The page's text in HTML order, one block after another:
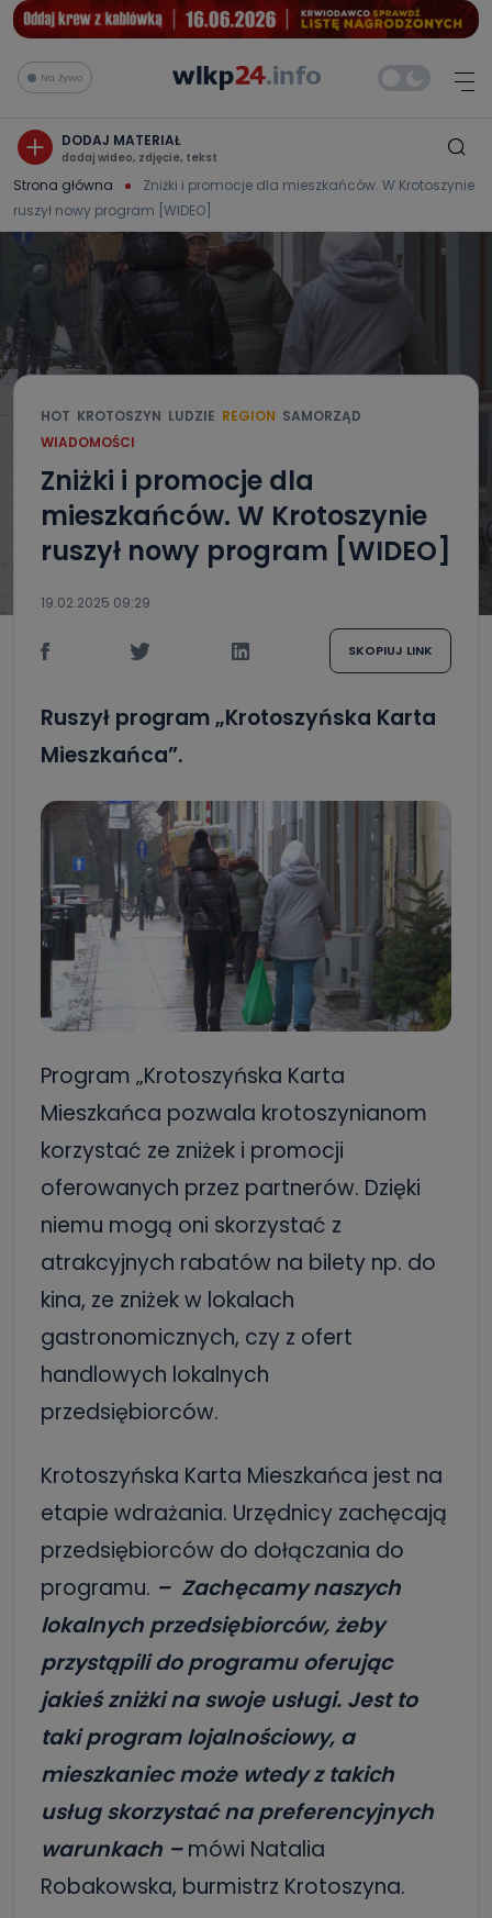
Na żywo
DODAJ MATERIAŁ
dodaj wideo, zdjęcie, tekst
Strona główna
Zniżki i promocje dla mieszkańców. W Krotoszynie
ruszył nowy program [WIDEO]
HOT KROTOSZYN LUDZIE REGION SAMORZĄD
WIADOMOŚCI
Zniżki i promocje dla
mieszkańców. W Krotoszynie
ruszył nowy program [WIDEO]
19.02.2025 09:29
SKOPIUJ LINK
Ruszył program „Krotoszyńska Karta
Mieszkańca”.
Program „Krotoszyńska Karta
Mieszkańca pozwala krotoszynianom
korzystać ze zniżek i promocji
oferowanych przez partnerów. Dzięki
niemu mogą oni skorzystać z
atrakcyjnych rabatów na bilety np. do
kina, ze zniżek w lokalach
gastronomicznych, czy z ofert
handlowych lokalnych
przedsiębiorców.
Krotoszyńska Karta Mieszkańca jest na
etapie wdrażania. Urzędnicy zachęcają
przedsiębiorców do dołączania do
programu. – Zachęcamy naszych
lokalnych przedsiębiorców, żeby
przystąpili do programu oferując
jakieś zniżki na swoje usługi. Jest to
taki program lojalnościowy, a
mieszkaniec może wtedy z takich
usług skorzystać na preferencyjnych
warunkach – mówi Natalia
Robakowska, burmistrz Krotoszyna.